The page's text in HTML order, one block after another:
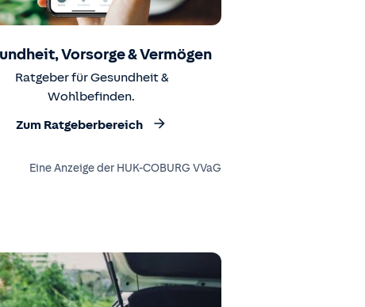
Vorsorge & Vermögen
Ratgeber für Gesundheit &
Wohlbefinden.
Zum Ratgeberbereich
Eine Anzeige der HUK-COBURG VVaG